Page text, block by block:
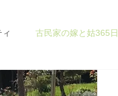
古民家の嫁と姑365日
畑セラピー